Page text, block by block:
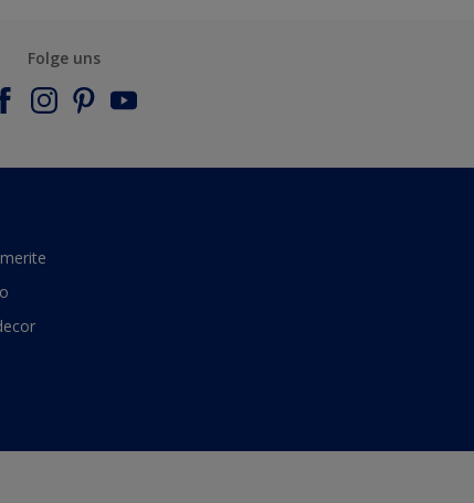
Folge uns